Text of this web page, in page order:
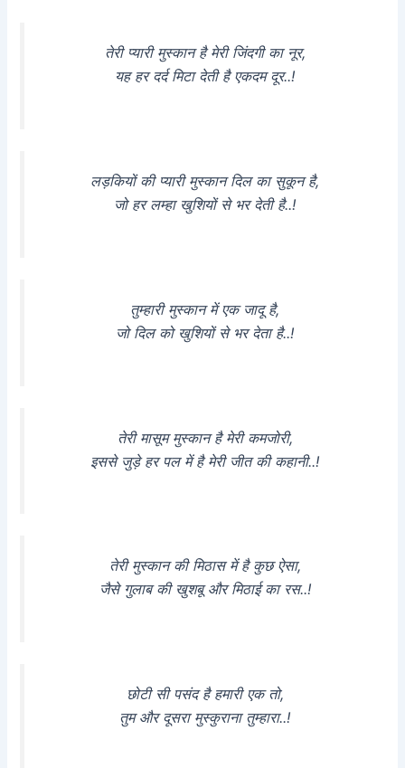
तेरी प्यारी मुस्कान है मेरी जिंदगी का नूर,
यह हर दर्द मिटा देती है एकदम दूर..!
लड़कियों की प्यारी मुस्कान दिल का सुकून है,
जो हर लम्हा खुशियों से भर देती है..!
तुम्हारी मुस्कान में एक जादू है,
जो दिल को खुशियों से भर देता है..!
तेरी मासूम मुस्कान है मेरी कमजोरी,
इससे जुड़े हर पल में है मेरी जीत की कहानी..!
तेरी मुस्कान की मिठास में है कुछ ऐसा,
जैसे गुलाब की खुशबू और मिठाई का रस..!
छोटी सी पसंद है हमारी एक तो,
तुम और दूसरा मुस्कुराना तुम्हारा..!